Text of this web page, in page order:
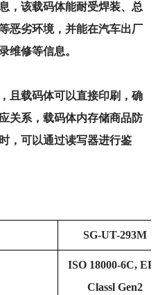
，该载码体能耐受焊装、总
恶劣环境，并能在汽车出厂
维修等信息。
且载码体可以直接印刷，确
关系，载码体内存储商品防
，可以通过读写器进行鉴
SG-UT-293M
ISO 18000-6C,
Classl Gen2